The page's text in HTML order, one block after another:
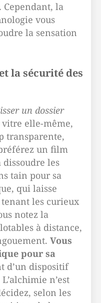
. Cependant, la
vous
la sensation
la sécurité des
un dossier
vitre elle-même,
transparente,
un film
dissoudre les
tain pour sa
qui laisse
les curieux
notez la
à distance,
Vous
pour sa
d’un dispositif
n’est
selon les